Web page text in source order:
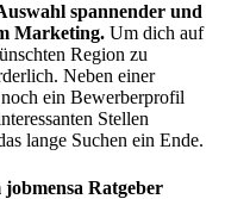
spannender und
Marketing. Um dich auf
Region zu
Neben einer
ein Bewerberprofil
Stellen
lange Suchen ein Ende.
Ratgeber